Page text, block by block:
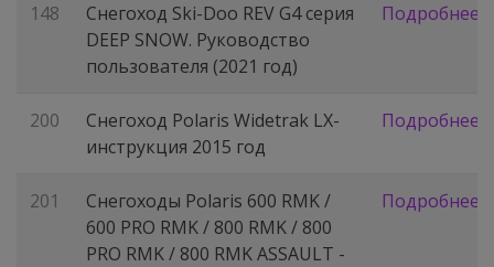
148
Снегоход Ski-Doo REV G4 серия
DEEP SNOW. Руководство
пользователя (2021 год)
Подробнее
200
Снегоход Polaris Widetrak LX-
инструкция 2015 год
Подробнее
201
Снегоходы Polaris 600 RMK /
600 PRO RMK / 800 RMK / 800
PRO RMK / 800 RMK ASSAULT -
Подробнее